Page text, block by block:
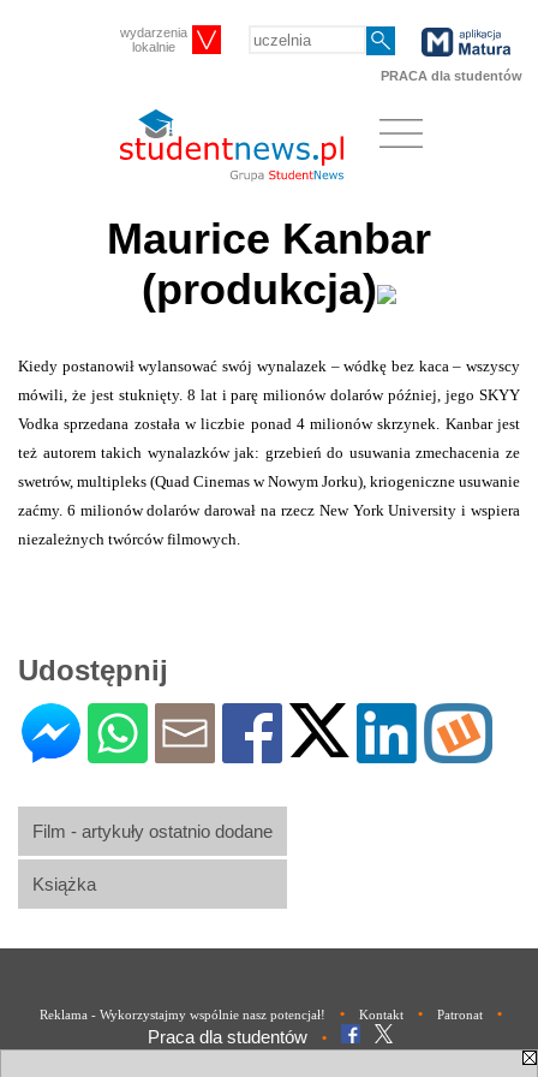
wydarzenia
lokalnie
PRACA dla studentów
Film - artykuły ostatnio dodane
Książka
Maurice Kanbar
(produkcja)
Kiedy postanowił wylansować swój wynalazek – wódkę bez kaca – wszyscy
mówili, że jest stuknięty. 8 lat i parę milionów dolarów później, jego SKYY
Vodka sprzedana została w liczbie ponad 4 milionów skrzynek. Kanbar jest
też autorem takich wynalazków jak: grzebień do usuwania zmechacenia ze
swetrów, multipleks (Quad Cinemas w Nowym Jorku), kriogeniczne usuwanie
zaćmy. 6 milionów dolarów darował na rzecz New York University i wspiera
niezależnych twórców filmowych.
Udostępnij
Reklama - Wykorzystajmy wspólnie nasz potencjał! • Kontakt • Patronat •
Praca dla studentów •